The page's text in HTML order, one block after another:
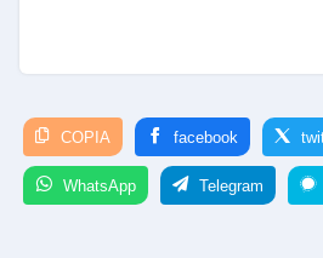
COPIA facebook
WhatsApp Telegram